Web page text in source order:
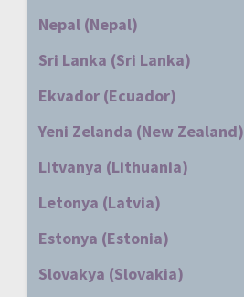
Nepal (Nepal)
Sri Lanka (Sri Lanka)
Ekvador (Ecuador)
Yeni Zelanda (New Zealand)
Litvanya (Lithuania)
Letonya (Latvia)
Estonya (Estonia)
Slovakya (Slovakia)